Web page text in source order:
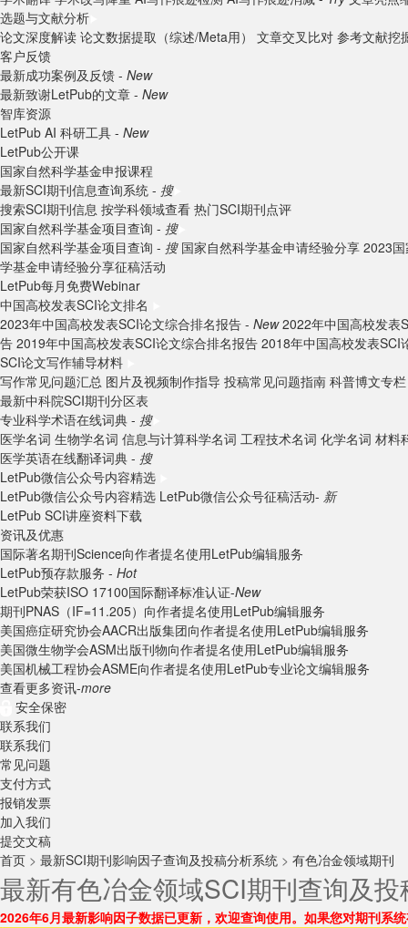
选题与文献分析
论文深度解读 论文数据提取（综述/Meta用） 文章交叉比对 参考文献挖
客户反馈
最新成功案例及反馈 - New
最新致谢LetPub的文章 - New
智库资源
LetPub AI 科研工具 - New
LetPub公开课
国家自然科学基金申报课程
最新SCI期刊信息查询系统 - 搜
搜索SCI期刊信息 按学科领域查看 热门SCI期刊点评
国家自然科学基金项目查询 - 搜
国家自然科学基金项目查询 - 搜 国家自然科学基金申请经验分享 2023
学基金申请经验分享征稿活动
LetPub每月免费Webinar
中国高校发表SCI论文排名
2023年中国高校发表SCI论文综合排名报告 - New 2022年中国高校发表
告 2019年中国高校发表SCI论文综合排名报告 2018年中国高校发表SCI
SCI论文写作辅导材料
写作常见问题汇总 图片及视频制作指导 投稿常见问题指南 科普博文专栏
最新中科院SCI期刊分区表
专业科学术语在线词典 - 搜
医学名词 生物学名词 信息与计算科学名词 工程技术名词 化学名词 材料
医学英语在线翻译词典 - 搜
LetPub微信公众号内容精选
LetPub微信公众号内容精选 LetPub微信公众号征稿活动- 新
LetPub SCI讲座资料下载
资讯及优惠
国际著名期刊Science向作者提名使用LetPub编辑服务
LetPub预存款服务 - Hot
LetPub荣获ISO 17100国际翻译标准认证-New
期刊PNAS（IF=11.205）向作者提名使用LetPub编辑服务
美国癌症研究协会AACR出版集团向作者提名使用LetPub编辑服务
美国微生物学会ASM出版刊物向作者提名使用LetPub编辑服务
美国机械工程协会ASME向作者提名使用LetPub专业论文编辑服务
查看更多资讯-more
安全保密
联系我们
联系我们
常见问题
支付方式
报销发票
加入我们
提交文稿
首页 > 最新SCI期刊影响因子查询及投稿分析系统 > 有色冶金领域期刊
最新有色冶金领域SCI期刊查询及
2026年6月最新影响因子数据已更新，欢迎查询使用。 如果您对期刊系